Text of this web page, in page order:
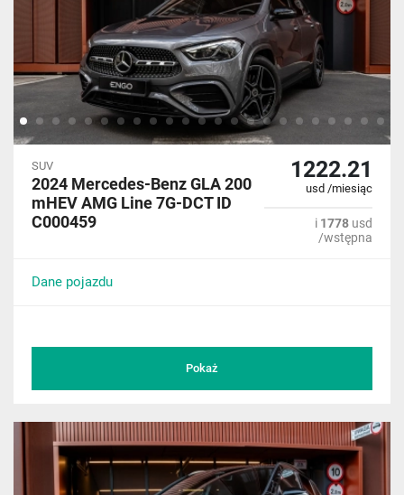
SUV
2024 Mercedes-Benz GLA 200
mHEV AMG Line 7G-DCT ID
C000459
1222.21
usd /miesiąc
i 1778 usd
/wstępna
Dane pojazdu
Pokaż